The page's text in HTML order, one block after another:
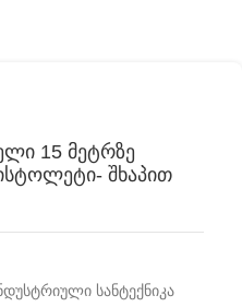
15 მეტრზე
შხაპით
სანტექნიკა